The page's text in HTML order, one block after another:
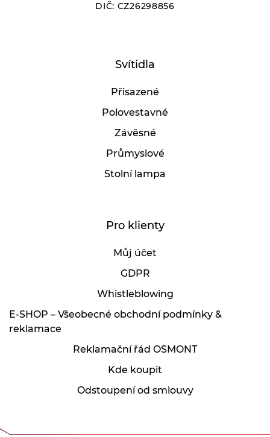
DIČ: CZ26298856
Svítidla
Přisazené
Polovestavné
Závěsné
Průmyslové
Stolní lampa
Pro klienty
Můj účet
GDPR
Whistleblowing
E-SHOP – Všeobecné obchodní podmínky &
reklamace
Reklamační řád OSMONT
Kde koupit
Odstoupení od smlouvy